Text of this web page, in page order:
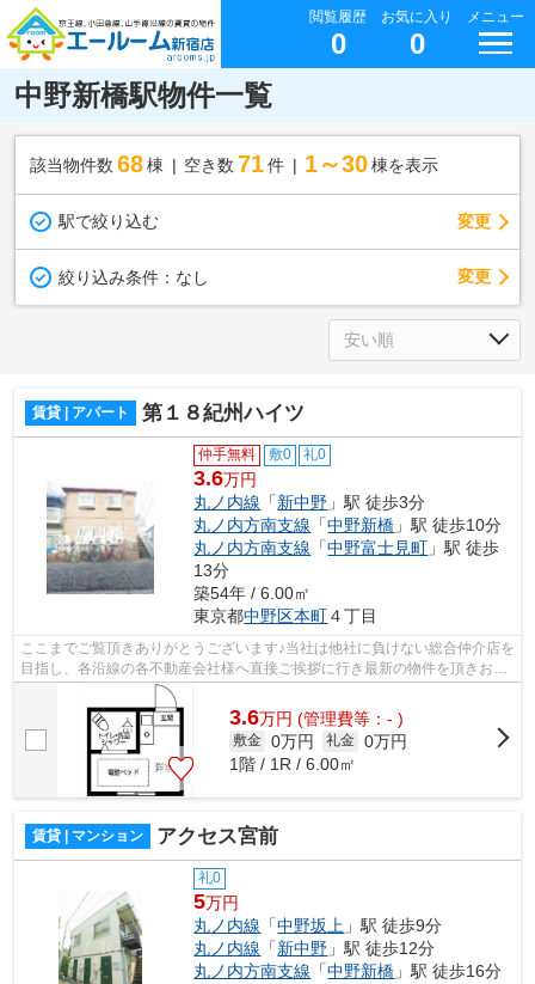
閲覧履歴
0
お気に入り
0
メニュー
中野新橋駅物件一覧
該当物件数 68棟 空き数 71 件 1～30 棟を表示
駅で絞り込む 変更
絞り込み条件： なし 変更
賃貸 | アパート 第１８紀州ハイツ
仲手無料 敷0 礼0
3.6万円
丸ノ内線 「新中野 」駅 徒歩3分
丸ノ内方南支線 「中野新橋 」駅 徒歩10分
丸ノ内方南支線 「中野富士見町 」駅 徒歩
13分
築54年 / 6.00㎡
東京都中野区本町４丁目
ここまでご覧頂きありがとうございます♪当社は他社に負けない総合仲介店を
目指し、各沿線の各不動産会社様へ直接ご挨拶に行き最新の物件を頂きお客
様へ提供しております！最新の情報は...
3.6万円 (管理費等：- )
敷金 0万円 礼金 0万円
1階 / 1R / 6.00㎡
賃貸 | マンション アクセス宮前
礼0
5万円
丸ノ内線 「中野坂上 」駅 徒歩9分
丸ノ内線 「新中野 」駅 徒歩12分
丸ノ内方南支線 「中野新橋 」駅 徒歩16分